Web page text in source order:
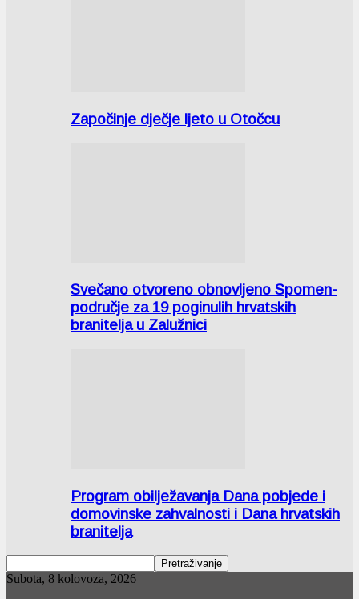
Započinje dječje ljeto u Otočcu
Svečano otvoreno obnovljeno Spomen-
područje za 19 poginulih hrvatskih
branitelja u Zalužnici
Program obilježavanja Dana pobjede i
domovinske zahvalnosti i Dana hrvatskih
branitelja
Subota, 8 kolovoza, 2026